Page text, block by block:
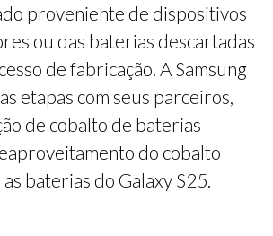
proveniente de dispositivos
ou das baterias descartadas
de fabricação. A Samsung
etapas com seus parceiros,
de cobalto de baterias
do cobalto
baterias do Galaxy S25.